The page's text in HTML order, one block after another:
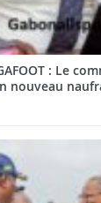
: Le
nouveau